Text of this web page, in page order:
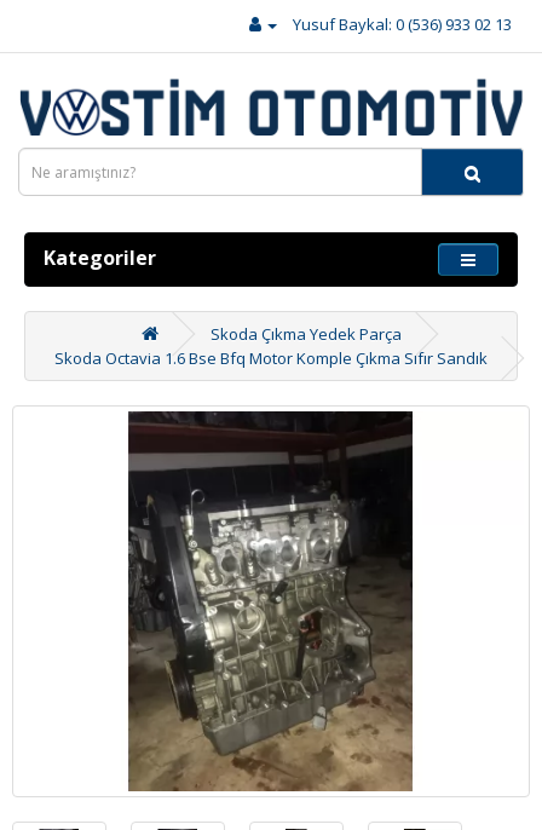
Yusuf Baykal: 0 (536) 933 02 13
Kategoriler
Skoda Çıkma Yedek Parça
Skoda Octavia 1.6 Bse Bfq Motor Komple Çıkma Sıfır Sandık